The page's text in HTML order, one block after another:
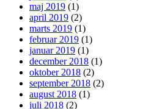
maj 2019 (1)
april 2019 (2)
marts 2019 (1)
februar 2019 (1)
januar 2019 (1)
december 2018 (1)
oktober 2018 (2)
september 2018 (2)
august 2018 (1)
juli 2018 (2)